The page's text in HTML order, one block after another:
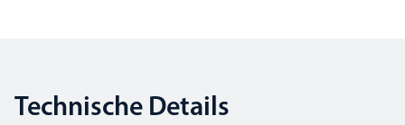
Technische Details